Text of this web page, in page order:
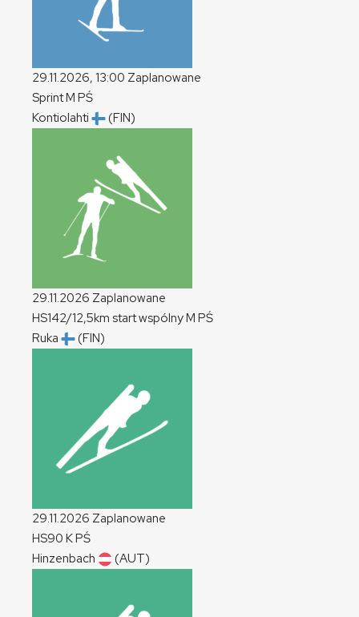
29.11.2026, 13:00 Zaplanowane
SprintM PŚ
Kontiolahti
(FIN)
29.11.2026 Zaplanowane
HS142/12,5km start wspólnyM PŚ
Ruka
(FIN)
29.11.2026 Zaplanowane
HS90 KPŚ
Hinzenbach
(AUT)